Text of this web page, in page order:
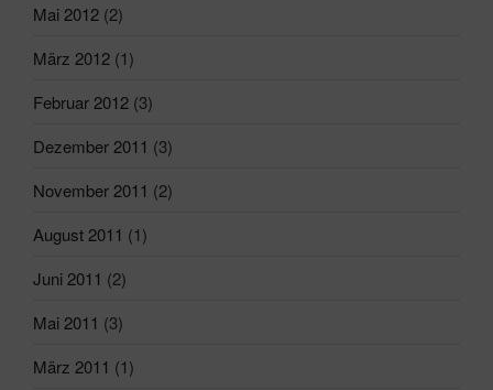
Mai 2012 (2)
März 2012 (1)
Februar 2012 (3)
Dezember 2011 (3)
November 2011 (2)
August 2011 (1)
Juni 2011 (2)
Mai 2011 (3)
März 2011 (1)